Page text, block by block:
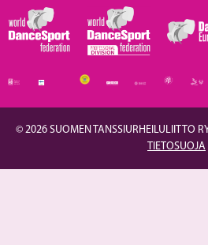
© 2026 SUOMEN TANSSIURHEILULIITTO
TIETOSUOJA